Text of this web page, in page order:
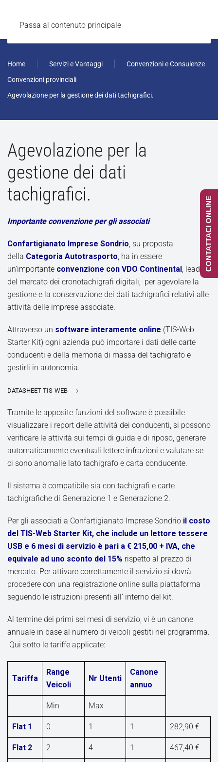
Passa al contenuto principale
Home Servizi e Vantaggi
Convenzioni e Consulenze
Convenzioni provinciali
Agevolazione per la gestione dei dati tachigrafici.
Agevolazione per la
gestione dei dati
tachigrafici.
Importante convenzione per gli associati
Confartigianato Imprese Sondrio, su proposta
della Categoria Autotrasporto, ha in essere
un’importante convenzione con VDO Continental, leader
del mercato dei cronotachigrafi digitali, per agevolare la
gestione e la conservazione dei dati tachigrafici relativi alle
attività delle imprese associate.
Attraverso un software interamente online (TIS-Web
Starter Kit) ogni azienda può importare i dati delle carte
conducenti e della memoria di massa del tachigrafo e
gestirli in autonomia.
DATASHEET-TIS-WEB
Tramite le apposite funzioni del software è possibile
visualizzare i report delle attività dei conducenti, si possono
verificare le attività sui tempi di guida e di riposo, generare
automaticamente eventuali lettere infrazioni e valutare se
ci sono anomalie lato tachigrafo e carta conducente.
Il sistema è compatibile sia con tachigrafi e carte
tachigrafiche di Generazione 1 e Generazione 2.
Per gli associati a Confartigianato Imprese Sondrio il costo
del TIS-Web Starter Kit, che include un lettore tessere
USB e 6 mesi di servizio è pari a € 215,00 + IVA, che
equivale ad uno sconto del 15% rispetto al prezzo di
mercato. Per attivare correttamente il servizio si dovrà
procedere con una registrazione online sulla piattaforma
seguendo le istruzioni presenti all’ interno del kit.
Al termine dei primi sei mesi di servizio, vi è un canone
annuale in base al numero di veicoli gestiti nel programma.
Qui sotto le tariffe applicate:
Tariffa
Range
Veicoli
Nr Utenti
Canone
annuo
Min Max
Flat 1 0 1 1 282,90 €
Flat 2 2 4 1 467,40 €
CONTATTACI ONLINE